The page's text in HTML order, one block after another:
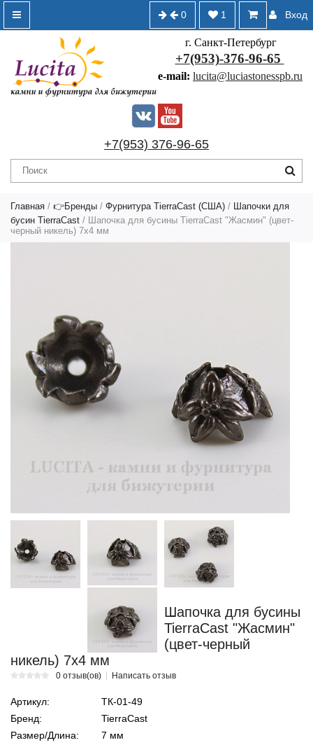
Вход
1
0
г. Санкт-Петербург
+7(953)-376-96-65
e-mail: lucita@luciastonesspb.ru
+7(953) 376-96-65
Главная / 👉Бренды / Фурнитура TierraCast (США) /
Шапочки для
бусин TierraCast / Шапочка для бусины TierraCast "Жасмин" (цвет-
черный никель) 7х4 мм
Шапочка для бусины
TierraCast "Жасмин"
(цвет-черный
никель) 7х4 мм
0 отзыв(ов) Написать отзыв
Артикул:
ТК-01-49
Бренд:
TierraCast
Размер/Длина:
7 мм